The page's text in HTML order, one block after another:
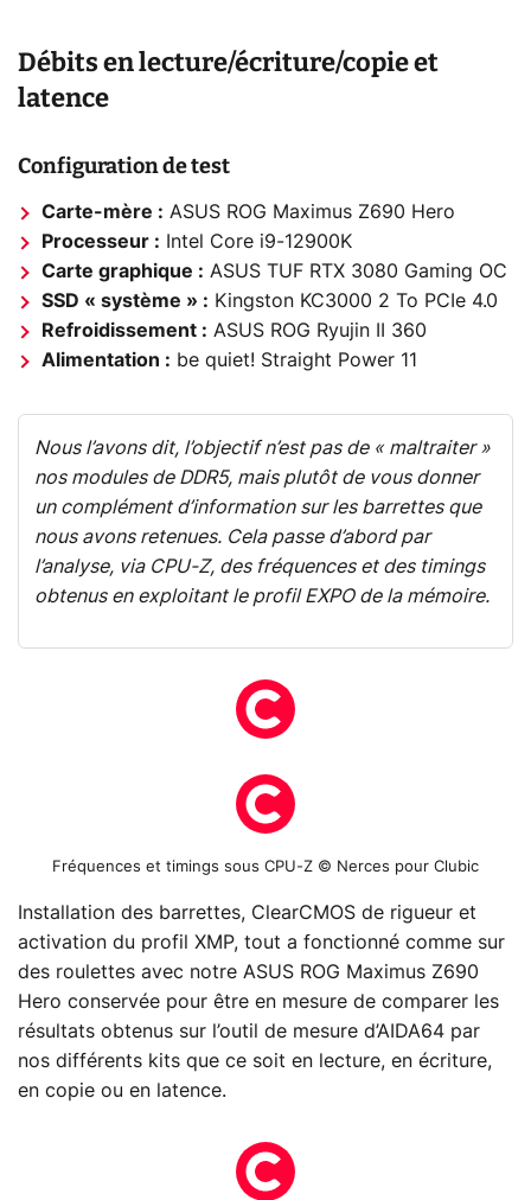
Débits en lecture/écriture/copie et
latence
Configuration de test
Carte-mère : ASUS ROG Maximus Z690 Hero
Processeur : Intel Core i9-12900K
Carte graphique : ASUS TUF RTX 3080 Gaming OC
SSD « système » : Kingston KC3000 2 To PCIe 4.0
Refroidissement : ASUS ROG Ryujin II 360
Alimentation : be quiet! Straight Power 11
Nous l’avons dit, l’objectif n’est pas de « maltraiter »
nos modules de DDR5, mais plutôt de vous donner
un complément d’information sur les barrettes que
nous avons retenues. Cela passe d’abord par
l’analyse, via CPU-Z, des fréquences et des timings
obtenus en exploitant le profil EXPO de la mémoire.
Fréquences et timings sous CPU-Z © Nerces pour Clubic
Installation des barrettes, ClearCMOS de rigueur et
activation du profil XMP, tout a fonctionné comme sur
des roulettes avec notre ASUS ROG Maximus Z690
Hero conservée pour être en mesure de comparer les
résultats obtenus sur l’outil de mesure d’AIDA64 par
nos différents kits que ce soit en lecture, en écriture,
en copie ou en latence.